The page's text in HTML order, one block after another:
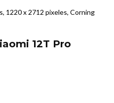
1220 x 2712 pixeles, Corning
12T Pro